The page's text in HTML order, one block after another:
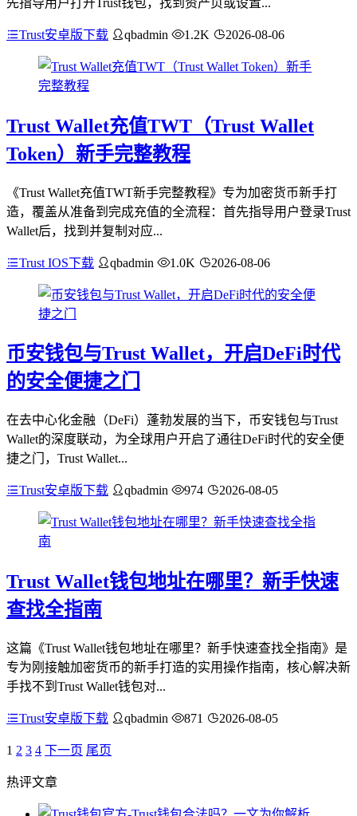
Trust安卓版下载 qbadmin 1.2K 2026-08-06
Trust Wallet充值TWT（Trust Wallet
Token）新手完整教程
《Trust Wallet充值TWT新手完整教程》专为加密货币新手打
造，覆盖从准备到完成充值的全流程：首先指导用户登录Trust
Wallet后，找到并复制对应...
Trust IOS下载 qbadmin 1.0K 2026-08-06
币安钱包与Trust Wallet，开启DeFi时代
的安全便捷之门
在去中心化金融（DeFi）蓬勃发展的当下，币安钱包与Trust
Wallet的深度联动，为全球用户开启了通往DeFi时代的安全便
捷之门，Trust Wallet...
Trust安卓版下载 qbadmin 974 2026-08-05
Trust Wallet钱包地址在哪里？新手快速
查找全指南
这篇《Trust Wallet钱包地址在哪里？新手快速查找全指南》是
专为刚接触加密货币的新手打造的实用操作指南，核心解决新
手找不到Trust Wallet钱包对...
Trust安卓版下载 qbadmin 871 2026-08-05
1 2 3 4 下一页 尾页
热评文章